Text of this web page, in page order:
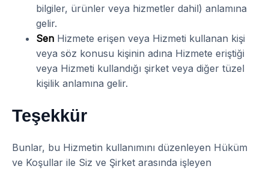
bilgiler, ürünler veya hizmetler dahil) anlamına
gelir.
Sen Hizmete erişen veya Hizmeti kullanan kişi
veya söz konusu kişinin adına Hizmete eriştiği
veya Hizmeti kullandığı şirket veya diğer tüzel
kişilik anlamına gelir.
Teşekkür
Bunlar, bu Hizmetin kullanımını düzenleyen Hüküm
ve Koşullar ile Siz ve Şirket arasında işleyen